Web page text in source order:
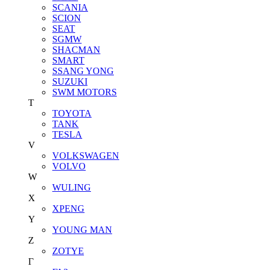
SCANIA
SCION
SEAT
SGMW
SHACMAN
SMART
SSANG YONG
SUZUKI
SWM MOTORS
T
TOYOTA
TANK
TESLA
V
VOLKSWAGEN
VOLVO
W
WULING
X
XPENG
Y
YOUNG MAN
Z
ZOTYE
Г